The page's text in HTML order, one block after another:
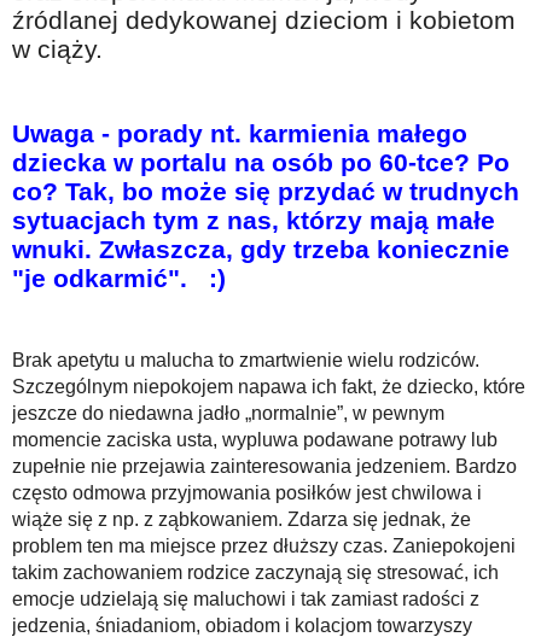
O finansach i społeczeństwie - edukacja nie tylko dla 60plus
Z internetem za pan brat
Bezpiecznie i w zgodzie z prawem
źródlanej dedykowanej dzieciom i kobietom
w ciąży.
Uwaga - porady nt. karmienia małego
dziecka w portalu na osób po 60-tce? Po
co? Tak, bo może się przydać w trudnych
sytuacjach tym z nas, którzy mają małe
wnuki. Zwłaszcza, gdy trzeba koniecznie
"je odkarmić". :)
Brak apetytu u malucha to zmartwienie wielu rodziców.
Szczególnym niepokojem napawa ich fakt, że dziecko, które
jeszcze do niedawna jadło „normalnie”, w pewnym
momencie zaciska usta, wypluwa podawane potrawy lub
zupełnie nie przejawia zainteresowania jedzeniem. Bardzo
często odmowa przyjmowania posiłków jest chwilowa i
wiąże się z np. z ząbkowaniem. Zdarza się jednak, że
problem ten ma miejsce przez dłuższy czas. Zaniepokojeni
takim zachowaniem rodzice zaczynają się stresować, ich
emocje udzielają się maluchowi i tak zamiast radości z
jedzenia, śniadaniom, obiadom i kolacjom towarzyszy